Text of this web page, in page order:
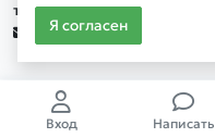
Я согласен
тел.
Вход Написать